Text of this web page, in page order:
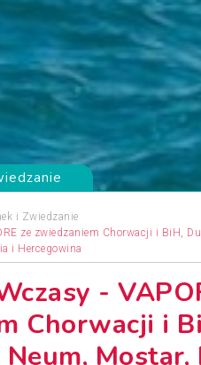
i Zwiedzanie
ze zwiedzaniem Chorwacji i BiH,
i Hercegowina
-
Chorwacji i
Mostar,